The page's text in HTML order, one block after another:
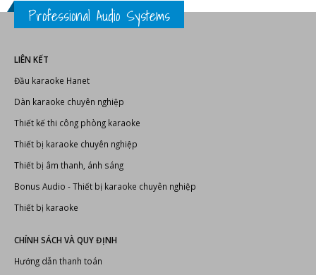
Professional Audio Systems
LIÊN KẾT
Đầu karaoke Hanet
Dàn karaoke chuyên nghiệp
Thiết kế thi công phòng karaoke
Thiết bị karaoke chuyên nghiệp
Thiết bị âm thanh, ánh sáng
Bonus Audio -Thiết bị karaoke chuyên nghiệp
Thiết bị karaoke
CHÍNH SÁCH VÀ QUY ĐỊNH
Hướng dẫn thanh toán